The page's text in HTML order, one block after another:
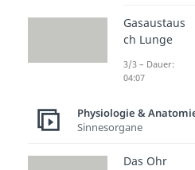
Gasaustaus
ch Lunge
3/3 – Dauer:
04:07
Physiologie &
Sinnesorgane
Das Ohr